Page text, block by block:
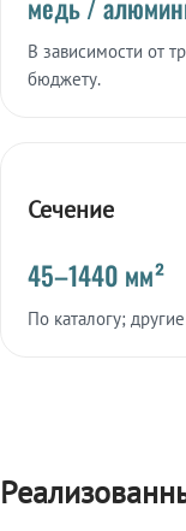
В зависимости от
бюджету.
Сечение
45–1440 мм²
По каталогу;